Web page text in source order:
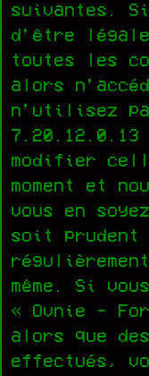
suivantes. Si
d’être
toutes les
alors
n’utilisez
7.20.12.0.13
modifier
moment et
vous en
soit
même. Si
« Ovnie -
alors que
effectués,